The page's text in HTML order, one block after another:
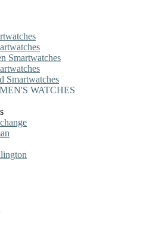
Smartwatches
Smartwatches
MEN'S WATCHES